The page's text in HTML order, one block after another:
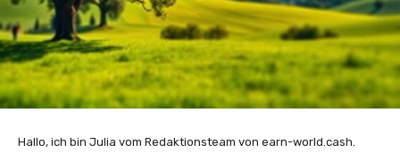
Hallo, ich bin Julia vom Redaktionsteam von earn-world.cash.